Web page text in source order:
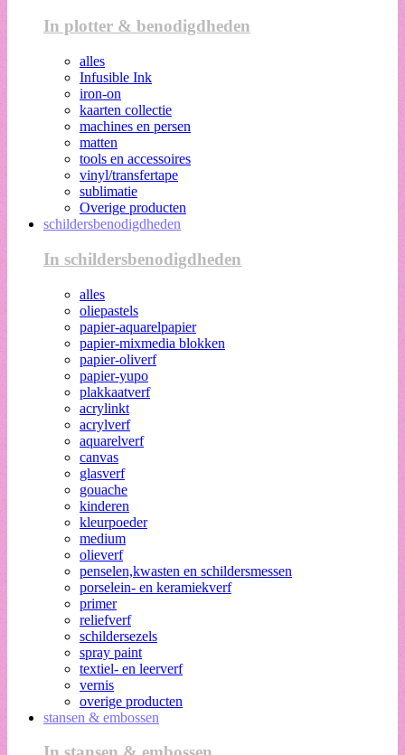
In plotter & benodigdheden
alles
Infusible Ink
iron-on
kaarten collectie
machines en persen
matten
tools en accessoires
vinyl/transfertape
sublimatie
Overige producten
schildersbenodigdheden
In schildersbenodigdheden
alles
oliepastels
papier-aquarelpapier
papier-mixmedia blokken
papier-oliverf
papier-yupo
plakkaatverf
acrylinkt
acrylverf
aquarelverf
canvas
glasverf
gouache
kinderen
kleurpoeder
medium
olieverf
penselen,kwasten en schildersmessen
porselein- en keramiekverf
primer
reliefverf
schildersezels
spray paint
textiel- en leerverf
vernis
overige producten
stansen & embossen